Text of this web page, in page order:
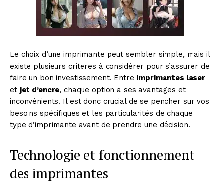
Le choix d’une imprimante peut sembler simple, mais il
existe plusieurs critères à considérer pour s’assurer de
faire un bon investissement. Entre imprimantes laser
et jet d’encre, chaque option a ses avantages et
inconvénients. Il est donc crucial de se pencher sur vos
besoins spécifiques et les particularités de chaque
type d’imprimante avant de prendre une décision.
Technologie et fonctionnement
des imprimantes